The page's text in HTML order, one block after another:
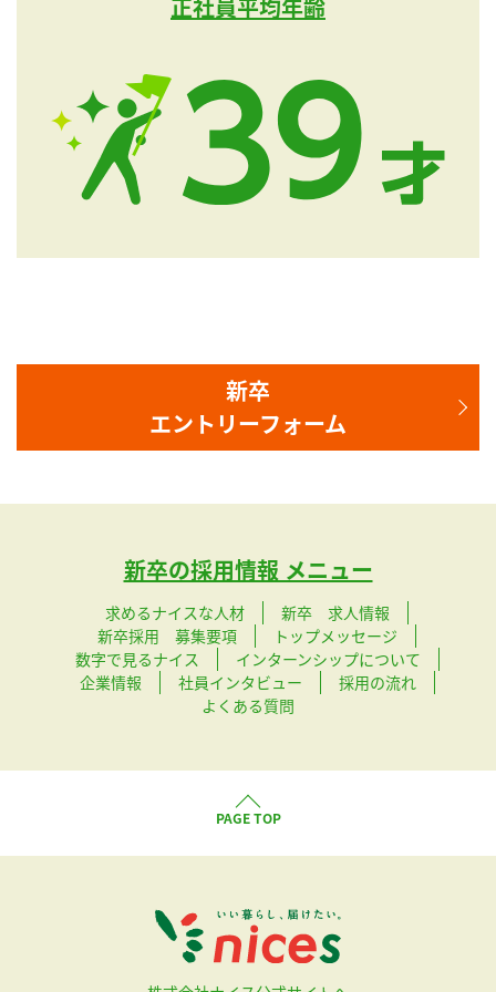
正社員平均年齢
新卒
エントリーフォーム
新卒の採用情報 メニュー
求めるナイスな人材
新卒 求人情報
新卒採用 募集要項
トップメッセージ
数字で見るナイス
インターンシップについて
企業情報
社員インタビュー
採用の流れ
よくある質問
PAGE TOP